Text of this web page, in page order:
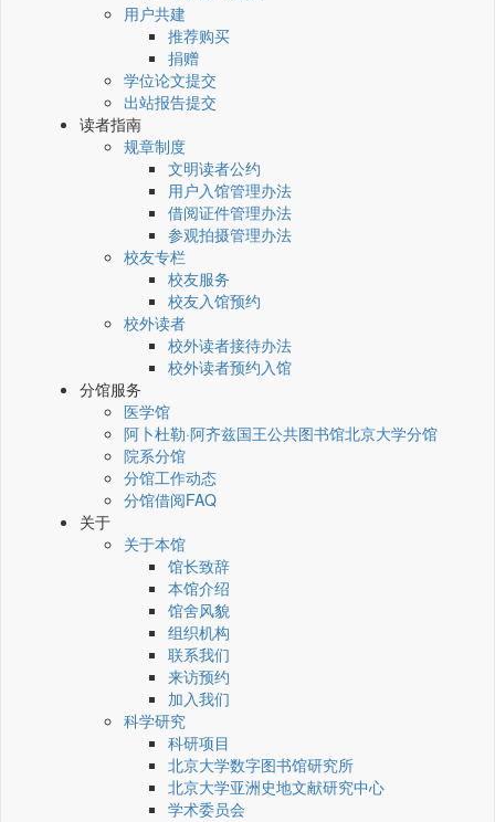
用户共建
推荐购买
捐赠
学位论文提交
出站报告提交
读者指南
规章制度
文明读者公约
用户入馆管理办法
借阅证件管理办法
参观拍摄管理办法
校友专栏
校友服务
校友入馆预约
校外读者
校外读者接待办法
校外读者预约入馆
分馆服务
医学馆
阿卜杜勒·阿齐兹国王公共图书馆北京大学分馆
院系分馆
分馆工作动态
分馆借阅FAQ
关于
关于本馆
馆长致辞
本馆介绍
馆舍风貌
组织机构
联系我们
来访预约
加入我们
科学研究
科研项目
北京大学数字图书馆研究所
北京大学亚洲史地文献研究中心
学术委员会